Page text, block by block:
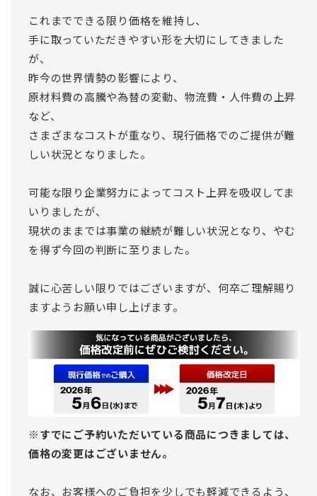
これまでできる限り価格を維持し、
手に取っていただきやすい形を大切にしてきました
が、
昨今の世界情勢の影響により、
原材料費の高騰や為替の変動、物流費・人件費の上昇
など、
さまざまなコストが重なり、現行価格でのご提供が難
しい状況となりました。
可能な限り企業努力によってコスト上昇を吸収してま
いりましたが、
現状のままでは事業の継続が難しい状況となり、やむ
を得ず今回の判断に至りました。
誠に心苦しい限りではございますが、何卒ご理解賜り
ますようお願い申し上げます。
※すでにご予約いただいている商品につきましては、
価格の変更はございません。
なお、お客様へのご負担を少しでも軽減できるよう、